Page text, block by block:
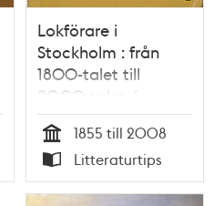
Lokförare i
Stockholm : från
1800-talet till
2000-talet /
Torbjörn Bengtsson
Tid
1855 till 2008
Typ
Litteraturtips